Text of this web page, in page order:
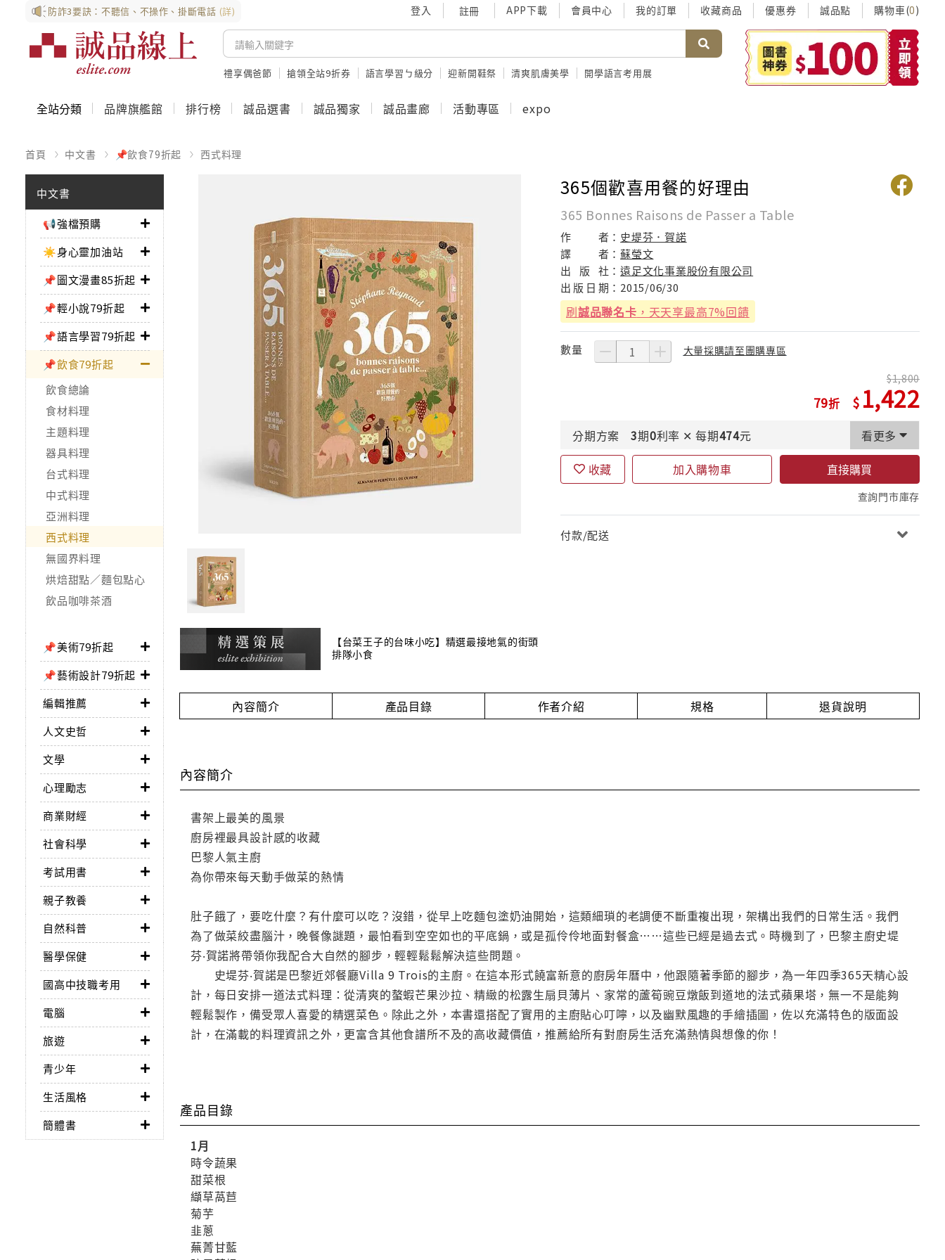
防詐3要訣：不聽信、不操作、掛斷電話 (詳) 登入 註冊 APP下載 會員中心 我的訂單 收藏商品 優惠券 誠品點 購物車(0)
禮享偶爸節 搶領全站9折券 語言學習ㄅ級分 迎新開鞋祭 清爽肌膚美學 開學語言考用展
全站分類 品牌旗艦館 排行榜 誠品選書 誠品獨家 誠品畫廊 活動專區 expo
首頁 中文書 📌飲食79折起 西式料理
中文書
📢強檔預購
☀️身心靈加油站
📌圖文漫畫85折起
📌輕小說79折起
📌語言學習79折起
📌飲食79折起
飲食總論
食材料理
主題料理
器具料理
台式料理
中式料理
亞洲料理
西式料理
無國界料理
烘焙甜點／麵包點心
飲品咖啡茶酒
📌美術79折起
📌藝術設計79折起
編輯推薦
人文史哲
文學
心理勵志
商業財經
社會科學
考試用書
親子教養
自然科普
醫學保健
國高中技職考用
電腦
旅遊
青少年
生活風格
簡體書
【台菜王子的台味小吃】精選最接地氣的街頭
排隊小食
365個歡喜用餐的好理由
365 Bonnes Raisons de Passer a Table
作 者： 史堤芬．賀諾
譯
者：蘇瑩文
出
版 社：遠足文化事業股份有限公司
出 版 日 期： 2015/06/30
刷誠品聯名卡 ，天天享最高7%回饋
數量 大量採購請至團購專區
79
1,800
1,422
分期方案 3期0利率 ✕ 每期474元 看更多
收藏 加入購物車 直接購買
查詢門市庫存
付款/配送
內容簡介 產品目錄 作者介紹 規格 退貨說明
內容簡介
書架上最美的風景
廚房裡最具設計感的收藏
巴黎人氣主廚
為你帶來每天動手做菜的熱情
肚子餓了，要吃什麼？有什麼可以吃？沒錯，從早上吃麵包塗奶油開始，這類細瑣的老調便不斷重複出現，架構出我們的日常生活。我們
為了做菜絞盡腦汁，晚餐像謎題，最怕看到空空如也的平底鍋，或是孤伶伶地面對餐盒……這些已經是過去式。時機到了，巴黎主廚史堤
芬‧賀諾將帶領你我配合大自然的腳步，輕輕鬆鬆解決這些問題。
史堤芬‧賀諾是巴黎近郊餐廳Villa 9 Trois的主廚。在這本形式饒富新意的廚房年曆中，他跟隨著季節的腳步，為一年四季365天精心設
計，每日安排一道法式料理：從清爽的螯蝦芒果沙拉、精緻的松露生扇貝薄片、家常的蘆筍豌豆燉飯到道地的法式蘋果塔，無一不是能夠
輕鬆製作，備受眾人喜愛的精選菜色。除此之外，本書還搭配了實用的主廚貼心叮嚀，以及幽默風趣的手繪插圖，佐以充滿特色的版面設
計，在滿載的料理資訊之外，更富含其他食譜所不及的高收藏價值，推薦給所有對廚房生活充滿熱情與想像的你！
產品目錄
1月
時令蔬果
甜菜根
纈草萵苣
菊芋
韭蔥
蕪菁甘藍